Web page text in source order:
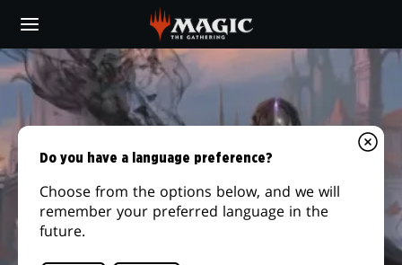
main
content
Do you have a language preference?
Choose from the options below, and we will
remember your preferred language in the
future.